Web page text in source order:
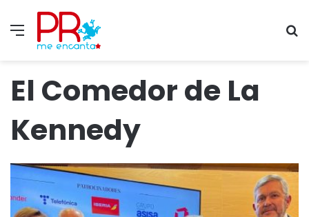
Menu
El Comedor de La
Kennedy